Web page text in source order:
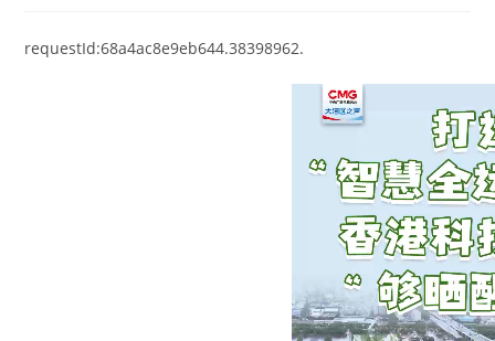
requestId:68a4ac8e9eb644.38398962.